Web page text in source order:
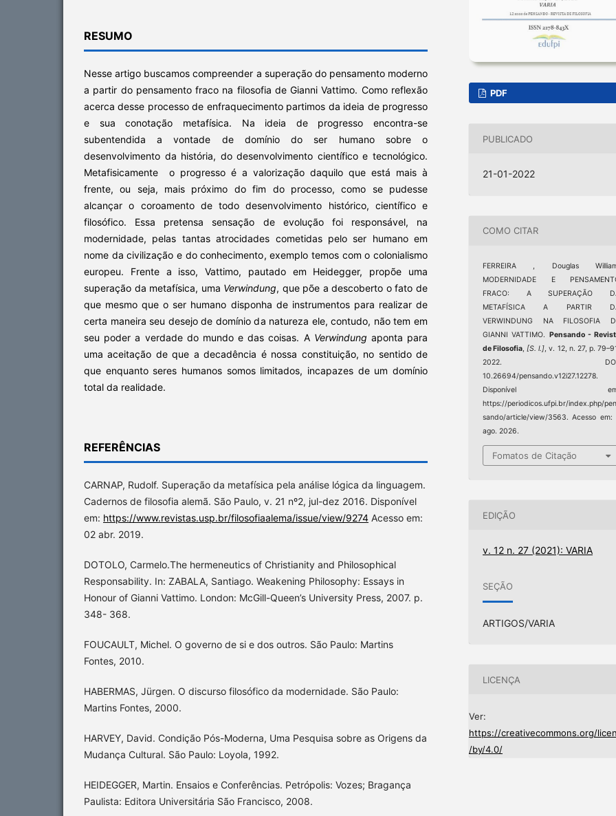
RESUMO
Nesse artigo buscamos compreender a superação do pensamento moderno
a partir do pensamento fraco na filosofia de Gianni Vattimo. Como reflexão
acerca desse processo de enfraquecimento partimos da ideia de progresso
e sua conotação metafísica. Na ideia de progresso encontra-se
subentendida a vontade de domínio do ser humano sobre o
desenvolvimento da história, do desenvolvimento científico e tecnológico.
Metafisicamente o progresso é a valorização daquilo que está mais à
frente, ou seja, mais próximo do fim do processo, como se pudesse
alcançar o coroamento de todo desenvolvimento histórico, científico e
filosófico. Essa pretensa sensação de evolução foi responsável, na
modernidade, pelas tantas atrocidades cometidas pelo ser humano em
nome da civilização e do conhecimento, exemplo temos com o colonialismo
europeu. Frente a isso, Vattimo, pautado em Heidegger, propõe uma
superação da metafísica, uma Verwindung, que põe a descoberto o fato de
que mesmo que o ser humano disponha de instrumentos para realizar de
certa maneira seu desejo de domínio da natureza ele, contudo, não tem em
seu poder a verdade do mundo e das coisas. A Verwindung aponta para
uma aceitação de que a decadência é nossa constituição, no sentido de
que enquanto seres humanos somos limitados, incapazes de um domínio
total da realidade.
REFERÊNCIAS
CARNAP, Rudolf. Superação da metafísica pela análise lógica da linguagem.
Cadernos de filosofia alemã. São Paulo, v. 21 nº2, jul-dez 2016. Disponível
em: https://www.revistas.usp.br/filosofiaalema/issue/view/9274 Acesso em:
02 abr. 2019.
DOTOLO, Carmelo.The hermeneutics of Christianity and Philosophical
Responsability. In: ZABALA, Santiago. Weakening Philosophy: Essays in
Honour of Gianni Vattimo. London: McGill-Queen’s University Press, 2007. p.
348- 368.
FOUCAULT, Michel. O governo de si e dos outros. São Paulo: Martins
Fontes, 2010.
HABERMAS, Jürgen. O discurso filosófico da modernidade. São Paulo:
Martins Fontes, 2000.
HARVEY, David. Condição Pós-Moderna, Uma Pesquisa sobre as Origens da
Mudança Cultural. São Paulo: Loyola, 1992.
HEIDEGGER, Martin. Ensaios e Conferências. Petrópolis: Vozes; Bragança
Paulista: Editora Universitária São Francisco, 2008.
PDF
PUBLICADO
21-01-2022
COMO CITAR
FERREIRA , Douglas
MODERNIDADE E
FRACO: A SUPERAÇÃO
METAFÍSICA A PARTIR
VERWINDUNG NA FILOSOFIA
GIANNI VATTIMO. Pensando -
de Filosofia [S. l.] , v. 12, n. 27, p.
2022.
10.26694/pensando.v12i27.12278.
Disponível
https://periodicos.ufpi.br/index.php/
sando/article/view/3563. Acesso em:
ago. 2026.
Fomatos de Citação
EDIÇÃO
v. 12 n. 27 (2021): VARIA
SEÇÃO
ARTIGOS/VARIA
LICENÇA
Ver:
https://creativecommons.org/
/by/4.0/